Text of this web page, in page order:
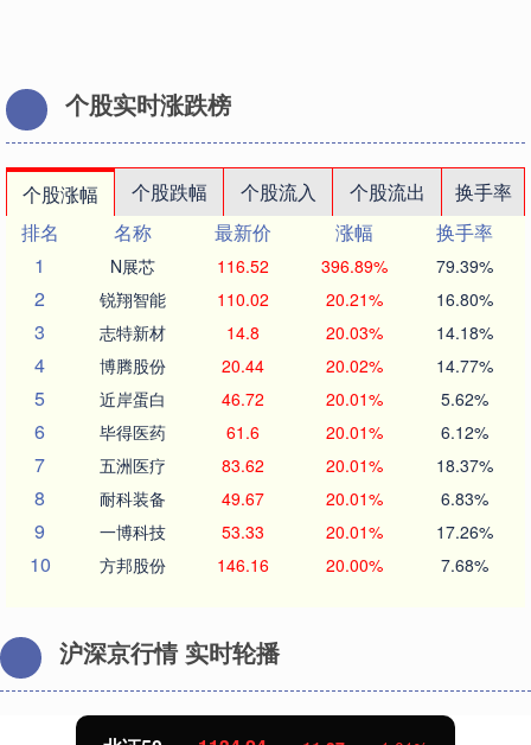
个股实时涨跌榜
个股涨幅 个股跌幅 个股流入 个股流出
换手率
排名
名称 最新价 涨幅
换手率
1
N展芯 116.52 396.89% 79.39%
2 锐翔智能 110.02 20.21% 16.80%
3 志特新材 14.8 20.03% 14.18%
4 博腾股份 20.44 20.02% 14.77%
5 近岸蛋白 46.72 20.01% 5.62%
6 毕得医药 61.6 20.01% 6.12%
7 五洲医疗 83.62 20.01% 18.37%
8 耐科装备 49.67 20.01% 6.83%
9 一博科技 53.33 20.01% 17.26%
10 方邦股份 146.16 20.00% 7.68%
沪深京行情 实时轮播